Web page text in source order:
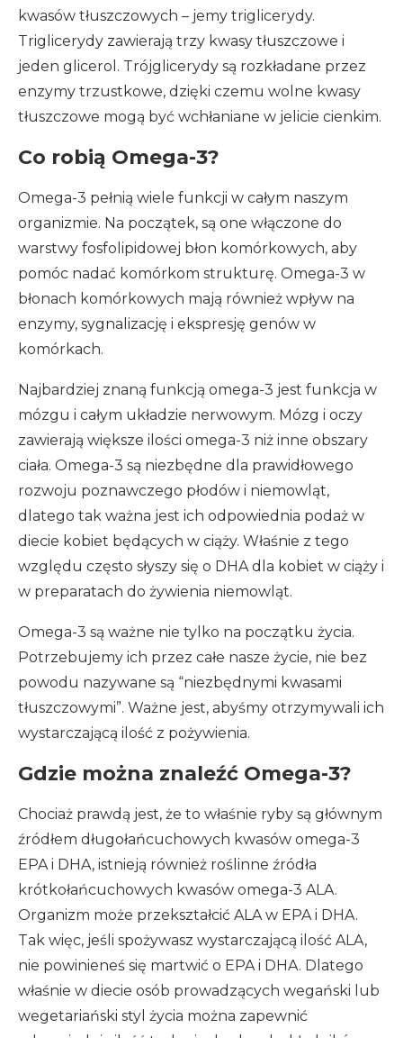
kwasów tłuszczowych – jemy triglicerydy.
Triglicerydy zawierają trzy kwasy tłuszczowe i
jeden glicerol. Trójglicerydy są rozkładane przez
enzymy trzustkowe, dzięki czemu wolne kwasy
tłuszczowe mogą być wchłaniane w jelicie cienkim.
Co robią Omega-3?
Omega-3 pełnią wiele funkcji w całym naszym
organizmie. Na początek, są one włączone do
warstwy fosfolipidowej błon komórkowych, aby
pomóc nadać komórkom strukturę. Omega-3 w
błonach komórkowych mają również wpływ na
enzymy, sygnalizację i ekspresję genów w
komórkach.
Najbardziej znaną funkcją omega-3 jest funkcja w
mózgu i całym układzie nerwowym. Mózg i oczy
zawierają większe ilości omega-3 niż inne obszary
ciała. Omega-3 są niezbędne dla prawidłowego
rozwoju poznawczego płodów i niemowląt,
dlatego tak ważna jest ich odpowiednia podaż w
diecie kobiet będących w ciąży. Właśnie z tego
względu często słyszy się o DHA dla kobiet w ciąży i
w preparatach do żywienia niemowląt.
Omega-3 są ważne nie tylko na początku życia.
Potrzebujemy ich przez całe nasze życie, nie bez
powodu nazywane są “niezbędnymi kwasami
tłuszczowymi”. Ważne jest, abyśmy otrzymywali ich
wystarczającą ilość z pożywienia.
Gdzie można znaleźć Omega-3?
Chociaż prawdą jest, że to właśnie ryby są głównym
źródłem długołańcuchowych kwasów omega-3
EPA i DHA, istnieją również roślinne źródła
krótkołańcuchowych kwasów omega-3 ALA.
Organizm może przekształcić ALA w EPA i DHA.
Tak więc, jeśli spożywasz wystarczającą ilość ALA,
nie powinieneś się martwić o EPA i DHA. Dlatego
właśnie w diecie osób prowadzących wegański lub
wegetariański styl życia można zapewnić